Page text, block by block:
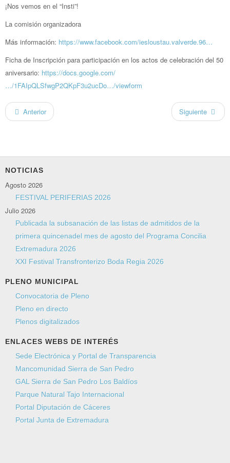
¡Nos vemos en el “Insti”!
La comisión organizadora
Más información: https://www.facebook.com/iesloustau.valverde.96…
Ficha de Inscripción para participación en los actos de celebración del 50
aniversario: https://docs.google.com/
…/1FAIpQLSfwgP2QKpF3u2ucDo…/viewform
Anterior Siguiente
NOTICIAS
Agosto 2026
FESTIVAL PERIFERIAS 2026
Julio 2026
Publicada la subsanación de las listas de admitidos de la
primera quincenadel mes de agosto del Programa Concilia
Extremadura 2026
XXI Festival Transfronterizo Boda Regia 2026
PLENO MUNICIPAL
Convocatoria de Pleno
Pleno en directo
Plenos digitalizados
ENLACES WEBS DE INTERÉS
Sede Electrónica y Portal de Transparencia
Mancomunidad Sierra de San Pedro
GAL Sierra de San Pedro Los Baldíos
Parque Natural Tajo Internacional
Portal Diputación de Cáceres
Portal Junta de Extremadura